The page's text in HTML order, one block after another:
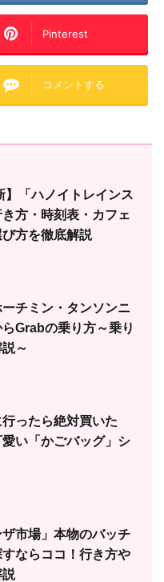
Pinterest
コメントする
】「ハノイトレインス
き方・時刻表・カフェ
方を徹底解説
ーチミン・タンソンニ
Grabの乗り方～乗り
～
ったら絶対買いた
い「かごバッグ」シ
市場」本物のバッチ
ならココ！行き方や
説